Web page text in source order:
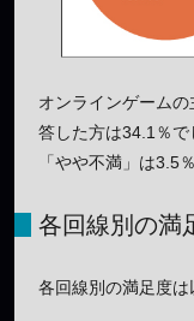
オンラインゲーム
答した方は34.1％で
「やや不満」は3.5
各回線別の満
各回線別の満足度は